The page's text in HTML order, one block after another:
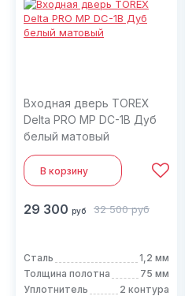
Входная дверь TOREX
Delta PRO MP DC-1В Дуб
белый матовый
В корзину
29 300 руб 32 500 руб
Сталь
1,2 мм
Толщина полотна
75 мм
Уплотнитель
2 контура